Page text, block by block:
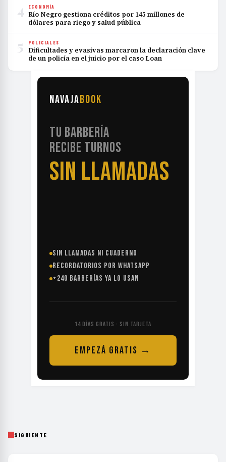
4 ECONOMÍA
Río Negro gestiona créditos por 145 millones de
dólares para riego y salud pública
5 POLICIALES
Dificultades y evasivas marcaron la declaración clave
de un policía en el juicio por el caso Loan
NAVAJABOOK
TU BARBERÍA
RECIBE TURNOS
SIN LLAMADAS
SIN LLAMADAS NI CUADERNO
RECORDATORIOS POR WHATSAPP
+240 BARBERÍAS YA LO USAN
14 DÍAS GRATIS · SIN TARJETA
EMPEZÁ GRATIS →
SIGUIENTE